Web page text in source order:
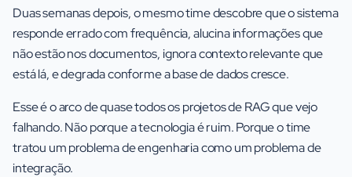
Duas semanas depois, o mesmo time descobre que o sistema
responde errado com frequência, alucina informações que
não estão nos documentos, ignora contexto relevante que
está lá, e degrada conforme a base de dados cresce.
Esse é o arco de quase todos os projetos de RAG que vejo
falhando. Não porque a tecnologia é ruim. Porque o time
tratou um problema de engenharia como um problema de
integração.